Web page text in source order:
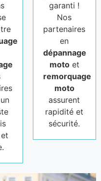
garanti !
Nos
partenaires
en
dépannage
motoet
remorquage
moto
assurent
rapidité et
sécurité.